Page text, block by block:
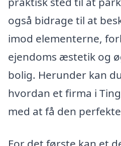
også bidrage til at
imod elementerne,
ejendoms æstetik og
bolig. Herunder kan
hvordan et firma i
med at få den